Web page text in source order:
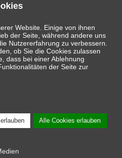
Website. Einige von ihnen
der Seite, während andere uns
Nutzererfahrung zu verbessern.
ob Sie die Cookies zulassen
dass bei einer Ablehnung
der Seite zur
Alle Cookies erlauben
7, 2026 21:47:00Uhr
SCHNAPPEN.AT: DIE INTERESSANTEN